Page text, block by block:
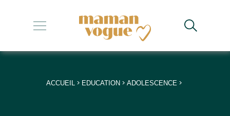
+
+
+
ACCUEIL > EDUCATION > ADOLESCENCE >